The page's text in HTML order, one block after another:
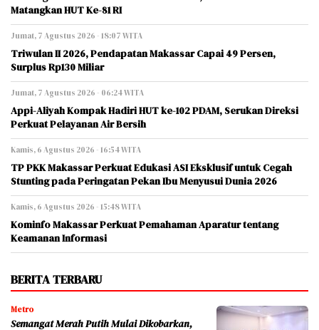
Matangkan HUT Ke-81 RI
Jumat, 7 Agustus 2026 - 18:07 WITA
Triwulan II 2026, Pendapatan Makassar Capai 49 Persen,
Surplus Rp130 Miliar
Jumat, 7 Agustus 2026 - 06:24 WITA
Appi-Aliyah Kompak Hadiri HUT ke-102 PDAM, Serukan Direksi
Perkuat Pelayanan Air Bersih
Kamis, 6 Agustus 2026 - 16:54 WITA
TP PKK Makassar Perkuat Edukasi ASI Eksklusif untuk Cegah
Stunting pada Peringatan Pekan Ibu Menyusui Dunia 2026
Kamis, 6 Agustus 2026 - 15:48 WITA
Kominfo Makassar Perkuat Pemahaman Aparatur tentang
Keamanan Informasi
BERITA TERBARU
Metro
Semangat Merah Putih Mulai Dikobarkan,